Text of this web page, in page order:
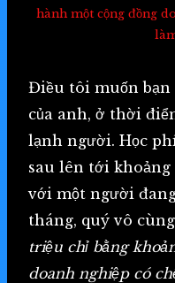
hành một cộng đồng
Điều tôi muốn bạn
của anh, ở thời
lạnh người. Học
sau lên tới khoảng
với một người
tháng, quý vô
triệu chỉ bằng
doanh nghiệp có